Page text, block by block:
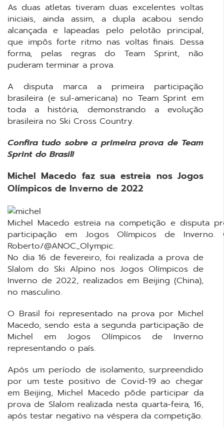
As duas atletas tiveram duas excelentes voltas
iniciais, ainda assim, a dupla acabou sendo
alcançada e lapeadas pelo pelotão principal,
que impôs forte ritmo nas voltas finais. Dessa
forma, pelas regras do Team Sprint, não
puderam terminar a prova.
A disputa marca a primeira participação
brasileira (e sul-americana) no Team Sprint em
toda a história, demonstrando a evolução
brasileira no Ski Cross Country.
Confira tudo sobre a primeira prova de Team
Sprint do Brasil!
Michel Macedo faz sua estreia nos Jogos
Olímpicos de Inverno de 2022
Michel Macedo estreia na competição e disputa
participação em Jogos Olímpicos de Inverno.
Roberto/@ANOC_Olympic.
No dia 16 de fevereiro, foi realizada a prova de
Slalom do Ski Alpino nos Jogos Olímpicos de
Inverno de 2022, realizados em Beijing (China),
no masculino.
O Brasil foi representado na prova por Michel
Macedo, sendo esta a segunda participação de
Michel em Jogos Olímpicos de Inverno
representando o país.
Após um período de isolamento, surpreendido
por um teste positivo de Covid-19 ao chegar
em Beijing, Michel Macedo pôde participar da
prova de Slalom realizada nesta quarta-feira, 16,
após testar negativo na véspera da competição.